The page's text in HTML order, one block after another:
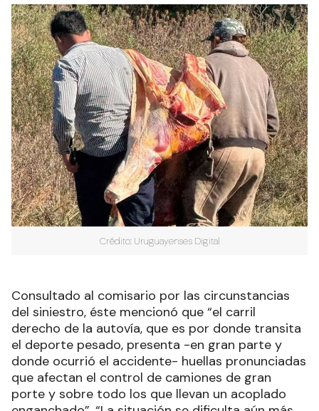
Crédito: Uruguayenses Digital
Consultado al comisario por las circunstancias
del siniestro, éste mencionó que “el carril
derecho de la autovía, que es por donde transita
el deporte pesado, presenta -en gran parte y
donde ocurrió el accidente- huellas pronunciadas
que afectan el control de camiones de gran
porte y sobre todo los que llevan un acoplado